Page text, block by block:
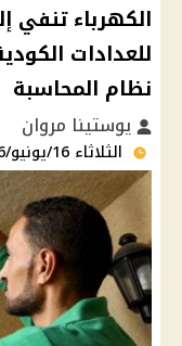
الكهرباء تنفي
للعدادات
نظام المحاسبة
يوستينا مروان
الثلاثاء 16/يونيو/2026 - 12:47 م